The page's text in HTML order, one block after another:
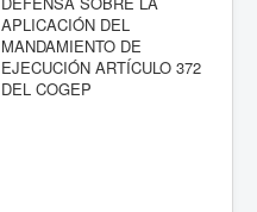
APLICACIÓN DEL
MANDAMIENTO DE
EJECUCIÓN ARTÍCULO 372
DEL COGEP